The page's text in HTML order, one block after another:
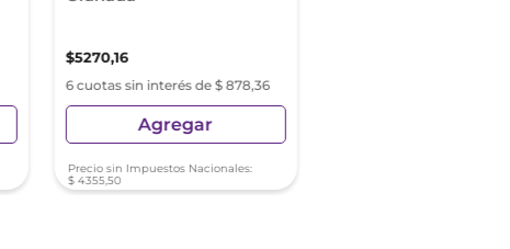
$5270,16
6 cuotas sin interés de $ 878,36
Agregar
Precio sin Impuestos Nacionales:
$ 4355,50